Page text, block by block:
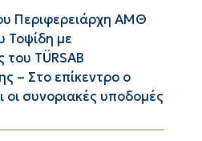
Περιφερειάρχη ΑΜΘ
Τοψίδη με
TÜRSAB
– Στο επίκεντρο ο
οι συνοριακές υποδομές